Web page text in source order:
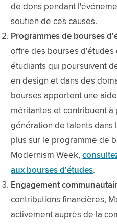
de dons pendant
soutien de ces causes.
Programmes de bourses
offre des bourses d'études
étudiants qui poursuivent
en design et dans des
bourses apportent une
méritantes et contribuent
génération de talents dans
plus sur le programme de
Modernism Week,
aux bourses d'études.
Engagement
contributions financières,
activement auprès de la